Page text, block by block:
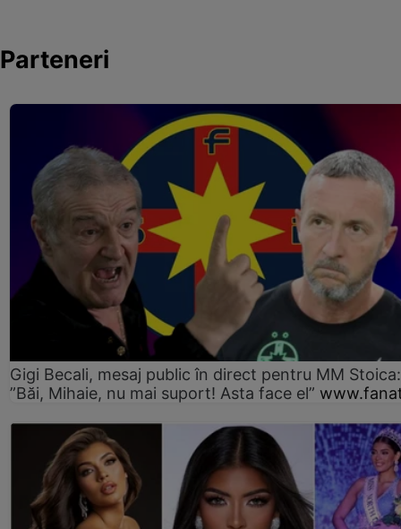
Parteneri
Gigi Becali, mesaj public în direct pentru MM Stoica:
”Băi, Mihaie, nu mai suport! Asta face el”